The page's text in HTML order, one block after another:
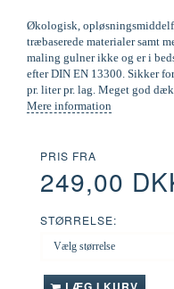
Økologisk,
træbaserede materialer samt
maling gulner ikke og er i
efter DIN EN 13300. Sikker
pr. liter pr. lag. Meget god
Mere information
PRIS FRA
249,00
STØRRELSE: